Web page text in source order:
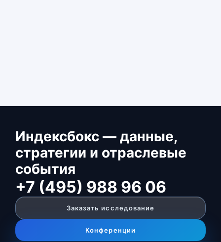
Индексбокс — данные,
стратегии и отраслевые
события
+7 (495) 988 96 06
Заказать исследование
Конференции